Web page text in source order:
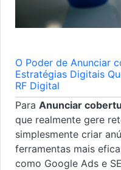
O Poder de Anunciar
Estratégias Digitais
RF Digital
Para Anunciar
que realmente gere
simplesmente criar
ferramentas mais
como Google Ads e